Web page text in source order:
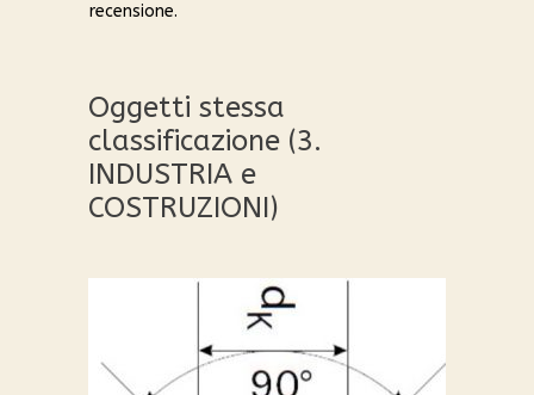
recensione.
Oggetti stessa
classificazione (3.
INDUSTRIA e
COSTRUZIONI)